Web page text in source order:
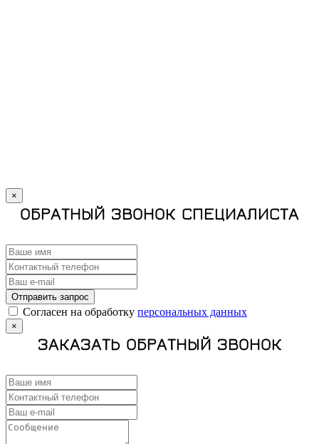
×
ОБРАТНЫЙ ЗВОНОК СПЕЦИАЛИСТА
Отправить запрос
Cогласен на обработку персональных данных
×
ЗАКАЗАТЬ ОБРАТНЫЙ ЗВОНОК